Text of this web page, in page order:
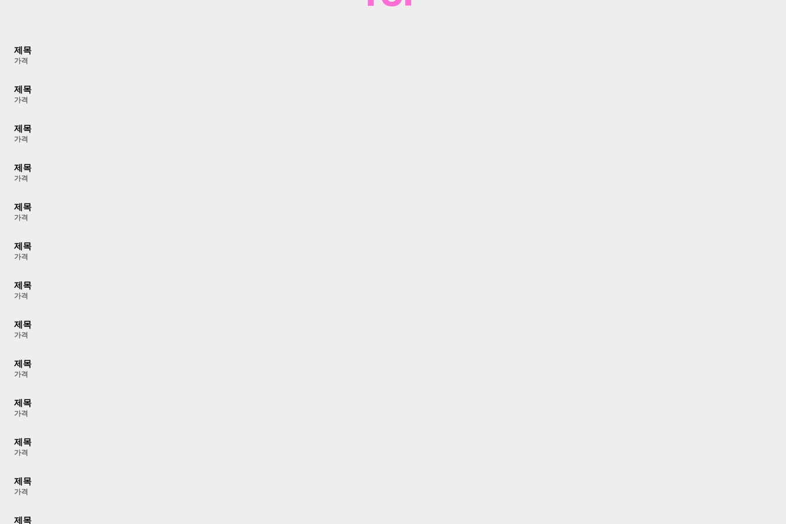
제목
가격
제목
가격
제목
가격
제목
가격
제목
가격
제목
가격
제목
가격
제목
가격
제목
가격
제목
가격
제목
가격
제목
가격
제목